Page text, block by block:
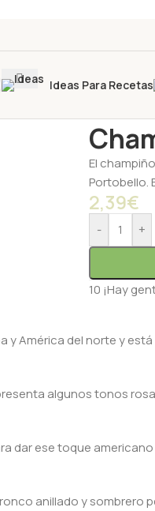
Ideas Para Recetas
El
Portobello.
2,39€
- +
10 ¡Hay
América del norte y
algunos tonos
ese toque
anillado y